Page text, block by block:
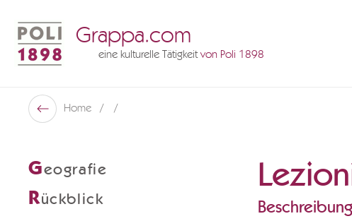
Grappa.com
eine kulturelle Tätigkeitvon Poli 1898
Zurück
Home
Geografie
Rückblick